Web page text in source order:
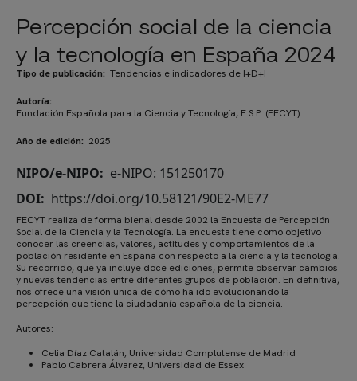
Percepción social de la ciencia
y la tecnología en España 2024
Tipo de publicación Tendencias e indicadores de I+D+I
Autoría
Fundación Española para la Ciencia y Tecnología, F.S.P. (FECYT)
Año de edición 2025
NIPO/e-NIPO
e-NIPO: 151250170
DOI
https://doi.org/10.58121/90E2-ME77
FECYT realiza de forma bienal desde 2002 la Encuesta de Percepción
Social de la Ciencia y la Tecnología. La encuesta tiene como objetivo
conocer las creencias, valores, actitudes y comportamientos de la
población residente en España con respecto a la ciencia y la tecnología.
Su recorrido, que ya incluye doce ediciones, permite observar cambios
y nuevas tendencias entre diferentes grupos de población. En definitiva,
nos ofrece una visión única de cómo ha ido evolucionando la
percepción que tiene la ciudadanía española de la ciencia.
Autores:
Celia Díaz Catalán, Universidad Complutense de Madrid
Pablo Cabrera Álvarez, Universidad de Essex